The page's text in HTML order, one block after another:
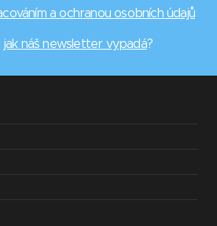
a ochranou osobních údajů
jak náš newsletter vypadá?